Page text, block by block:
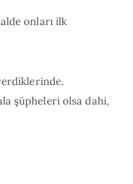
onları ilk
şüpheleri olsa dahi,